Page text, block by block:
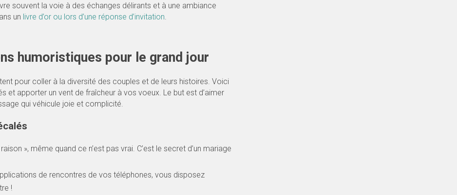
souvent la voie à des échanges délirants et à une ambiance
un livre d’or ou lors d’une réponse d’invitation.
humoristiques pour le grand jour
pour coller à la diversité des couples et de leurs histoires. Voici
et apporter un vent de fraîcheur à vos voeux. Le but est d’aimer
qui véhicule joie et complicité.
», même quand ce n’est pas vrai. C’est le secret d’un mariage
de rencontres de vos téléphones, vous disposez
!